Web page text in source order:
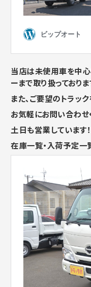
当店は未使用車を中心
ーまで取り扱っておりま
また、ご要望のトラッ
お気軽にお問い合わせ
土日も営業しています！
在庫一覧・入荷予定一